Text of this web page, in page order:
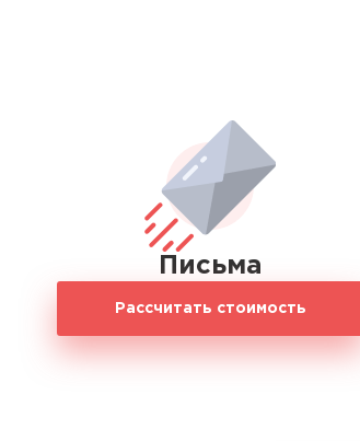
Письма
Рассчитать стоимость